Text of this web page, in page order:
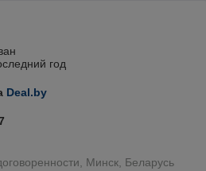
год
Deal.by
Минск, Беларусь